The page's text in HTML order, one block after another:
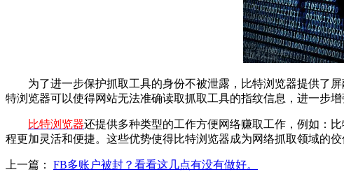
为了进一步保护抓取工具的身份不被泄露，比特浏览器提供了屏
特浏览器可以使得网站无法准确读取抓取工具的指纹信息，进一步增
比特浏览器还提供多种类型的工作方便网络赚取工作，例如：
程更加灵活和便捷。这些优势使得比特浏览器成为网络抓取领域的佼
上一篇： FB多账户被封？看看这几点有没有做好。